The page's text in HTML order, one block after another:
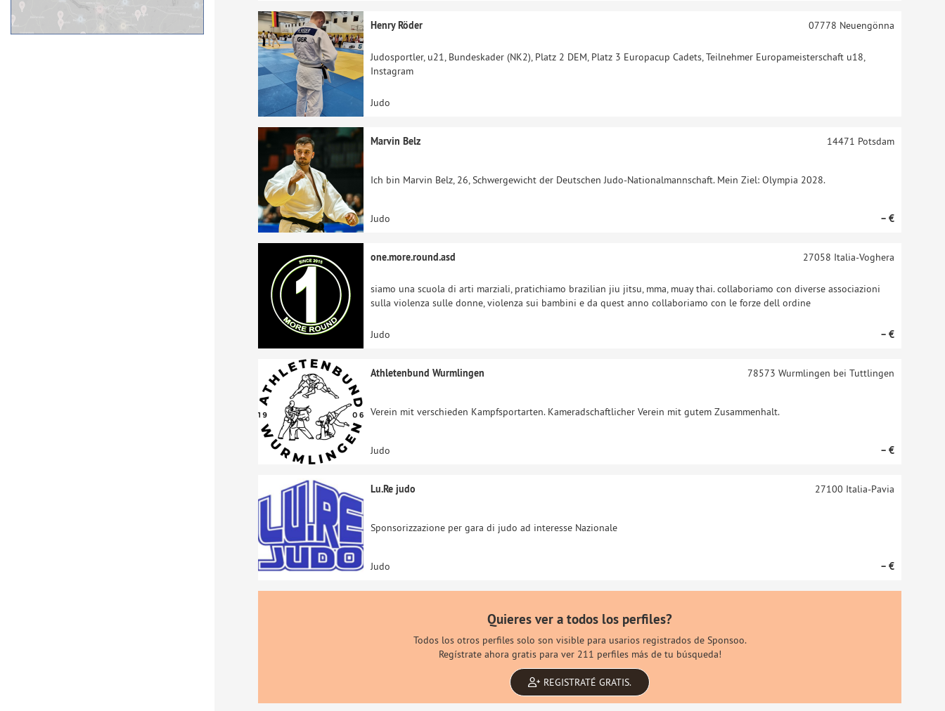
Henry Röder
Judosportler, u21, Bundeskader (NK2), Platz 2 DEM, Platz 3 Europacup Cadets, Teilnehmer Europameisterschaft u18,
Instagram
07778 Neuengönna
Judo
Marvin Belz
Ich bin Marvin Belz, 26, Schwergewicht der Deutschen Judo-Nationalmannschaft. Mein Ziel: Olympia 2028.
14471 Potsdam
Judo – €
one.more.round.asd
siamo una scuola di arti marziali, pratichiamo brazilian jiu jitsu, mma, muay thai. collaboriamo con diverse associazioni
sulla violenza sulle donne, violenza sui bambini e da quest anno collaboriamo con le forze dell ordine
27058 Italia-Voghera
Judo – €
Athletenbund Wurmlingen
Verein mit verschieden Kampfsportarten. Kameradschaftlicher Verein mit gutem Zusammenhalt.
78573 Wurmlingen bei Tuttlingen
Judo – €
Lu.Re judo
Sponsorizzazione per gara di judo ad interesse Nazionale
27100 Italia-Pavia
Judo – €
Quieres ver a todos los perfiles?
Todos los otros perfiles solo son visible para usarios registrados de Sponsoo.
Regístrate ahora gratis para ver 211 perfiles más de tu búsqueda!
REGISTRATÉ GRATIS.